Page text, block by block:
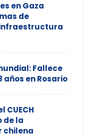
en Gaza
de
Fallece
años en Rosario
CUECH
de la
chilena